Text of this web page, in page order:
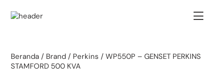
Beranda / Brand / Perkins / WP550P – GENSET PERKINS
STAMFORD 500 KVA